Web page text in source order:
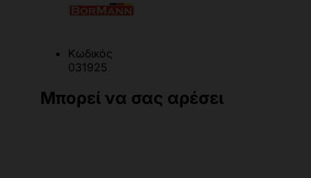
Κωδικός
031925
Μπορεί να σας αρέσει